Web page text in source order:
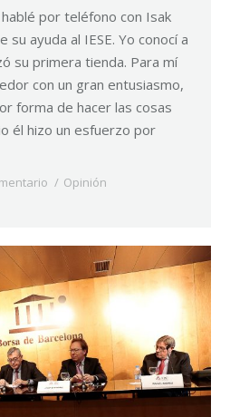
por teléfono con Isak
su ayuda al IESE. Yo conocí a
su primera tienda. Para mí
con un gran entusiasmo,
forma de hacer las cosas
él hizo un esfuerzo por
Opinión